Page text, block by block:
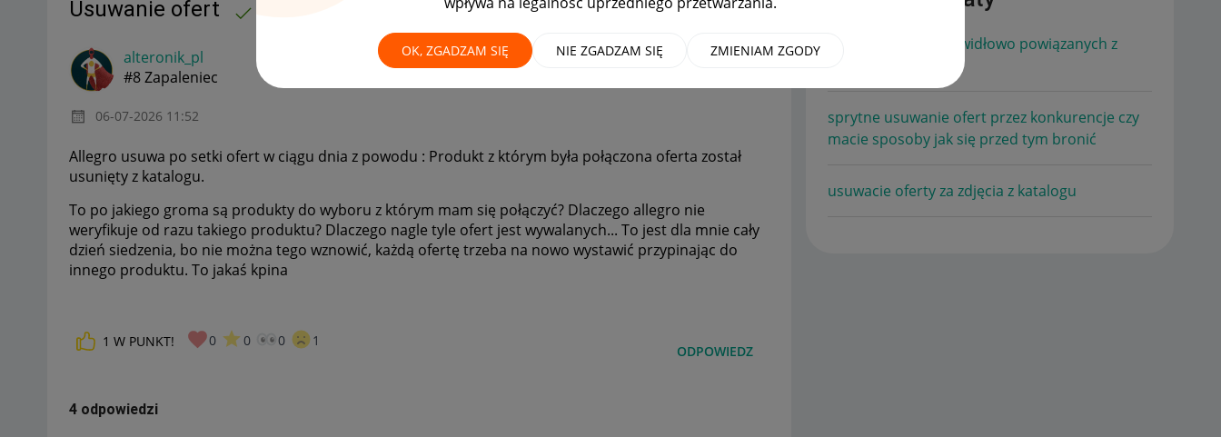
OK, ZGADZAM SIĘ NIE ZGADZAM SIĘ ZMIENIAM ZGODY
Usuwanie ofert
alteronik_pl
#8 Zapaleniec
‎06-07-2026 11:52
Allegro usuwa po setki ofert w ciągu dnia z powodu : Produkt z którym była połączona oferta został
usunięty z katalogu.
To po jakiego groma są produkty do wyboru z którym mam się połączyć? Dlaczego allegro nie
weryfikuje od razu takiego produktu? Dlaczego nagle tyle ofert jest wywalanych... To jest dla mnie cały
dzień siedzenia, bo nie można tego wznowić, każdą ofertę trzeba na nowo wystawić przypinając do
innego produktu. To jakaś kpina
1 W PUNKT! 0 0 0 1
ODPOWIEDZ
4 odpowiedzi
Usuwanie ofert prawidłowo powiązanych z
sprytne usuwanie ofert przez konkurencje czy
macie sposoby jak się przed tym bronić
usuwacie oferty za zdjęcia z katalogu